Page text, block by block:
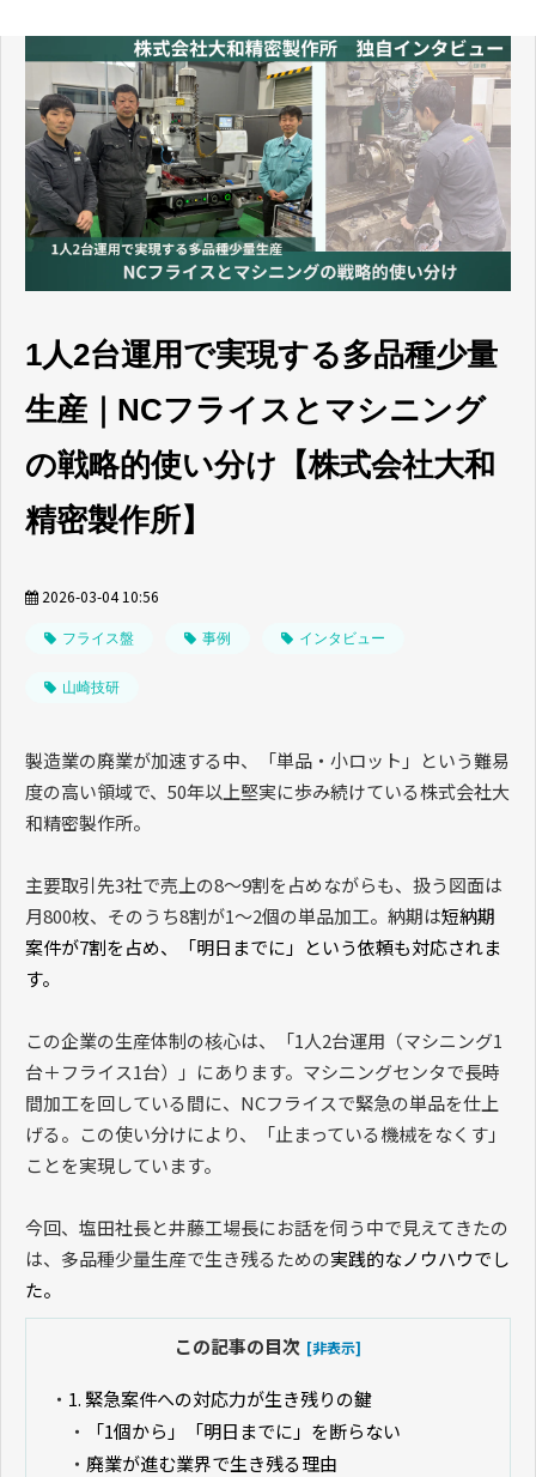
1人2台運用で実現する多品種少量
生産｜NCフライスとマシニング
の戦略的使い分け【株式会社大和
精密製作所】
2026-03-04 10:56
フライス盤 事例 インタビュー
山崎技研
製造業の廃業が加速する中、「単品・小ロット」という難易
度の高い領域で、 50年以上堅実に歩み続けている株式会社大
和精密製作所。
主要取引先3社で売上の8〜9割を占めながらも、扱う図面は
月800枚、そのうち8割が1〜2個の単品加工。納期は短納期
案件が7割を占め、「明日までに」という依頼も対応されま
す。
この企業の生産体制の核心は、「1人2台運用（マシニング1
台＋フライス1台）」にあります。マシニングセンタで長時
間加工を回している間に、 NCフライスで緊急の単品を仕上
げる。この使い分けにより、「止まっている機械をなくす」
ことを実現しています。
今回、塩田社長と井藤工場長にお話を伺う中で見えてきたの
は、多品種少量生産で生き残るための実践的なノウハウでし
た。
この記事の目次 [非表示]
・ 1. 緊急案件への対応力が生き残りの鍵
・
「1個から」「明日までに」を断らない
・ 廃業が進む業界で生き残る理由